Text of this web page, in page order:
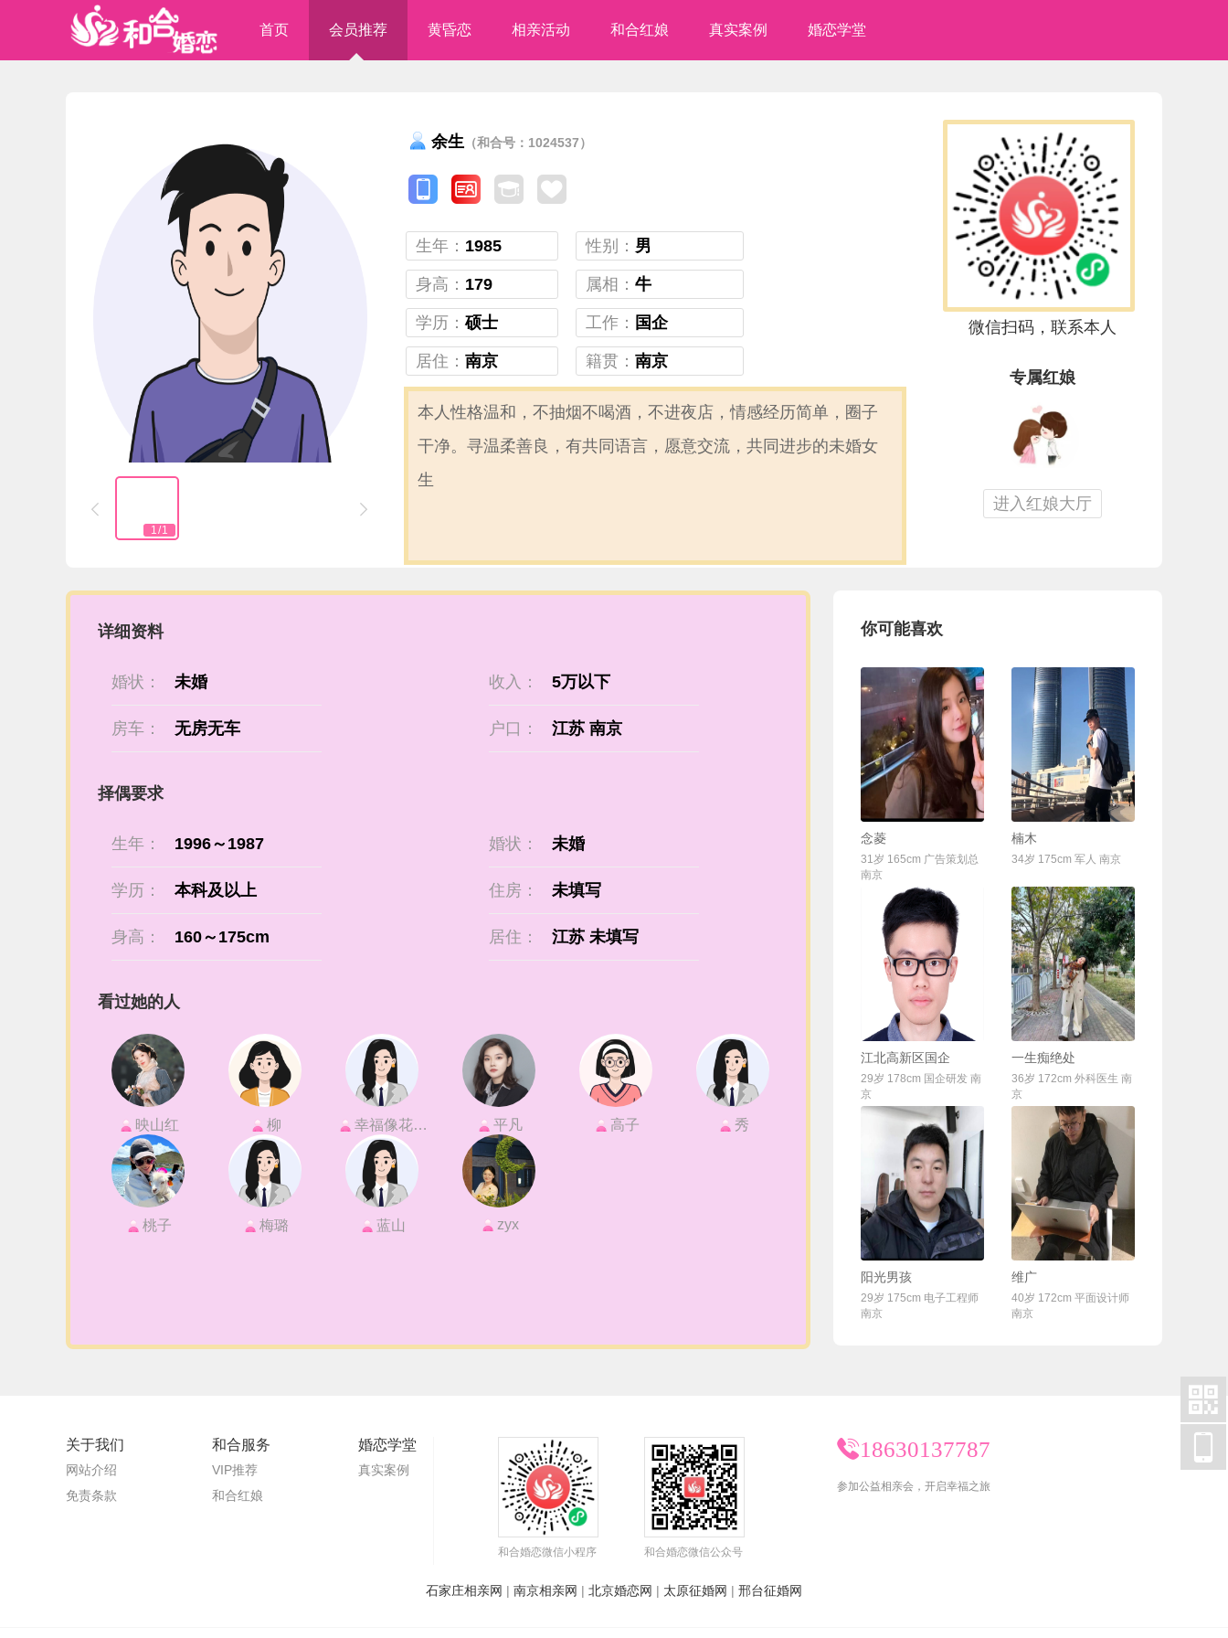
首页 会员推荐 黄昏恋 相亲活动 和合红娘 真实案例 婚恋学堂

1/1

余生 （和合号：1024537）
生年： 1985
身高： 179
学历：硕士
居住： 南京
性别： 男
属相： 牛
工作： 国企
籍贯： 南京
本人性格温和，不抽烟不喝酒，不进夜店，情感经历简单，圈子
干净。寻温柔善良，有共同语言，愿意交流，共同进步的未婚女
生
微信扫码，联系本人
专属红娘
进入红娘大厅
详细资料
婚状： 未婚 收入： 5万以下
房车： 无房无车 户口： 江苏 南京
择偶要求
生年： 1996～1987 婚状： 未婚
学历： 本科及以上 住房： 未填写
身高： 160～175cm 居住： 江苏 未填写
看过她的人
映山红 柳 幸福像花儿一样 平凡 高子 秀
桃子 梅璐 蓝山 zyx
你可能喜欢
念菱
31岁 165cm 广告策划总
南京
楠木
34岁 175cm 军人 南京
联系Ta
江北高新区国企
29岁 178cm 国企研发 南
京
联系Ta
一生痴绝处
36岁 172cm 外科医生 南
京
联系Ta
阳光男孩
29岁 175cm 电子工程师
南京
维广
40岁 172cm 平面设计师
南京
关于我们
网站介绍
免责条款
和合服务
VIP推荐
和合红娘
婚恋学堂
真实案例
和合婚恋微信小程序 和合婚恋微信公众号
18630137787
参加公益相亲会，开启幸福之旅
石家庄相亲网 | 南京相亲网 | 北京婚恋网 | 太原征婚网 | 邢台征婚网
